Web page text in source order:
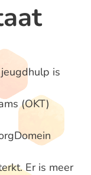
is
(OKT)
Er is meer